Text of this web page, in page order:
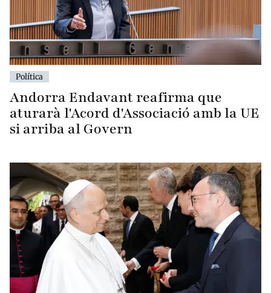
Política
Andorra Endavant reafirma que
aturarà l'Acord d'Associació amb la UE
si arriba al Govern